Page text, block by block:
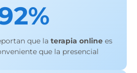
que la terapia online es
que la presencial